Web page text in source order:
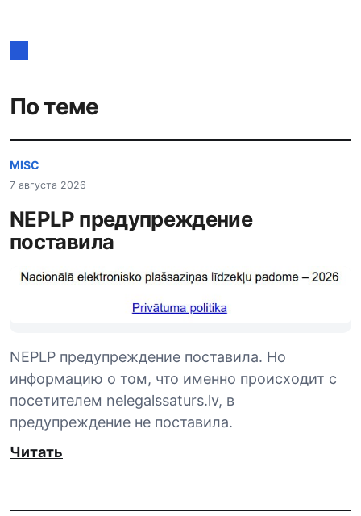
По теме
MISC
7 августа 2026
NEPLP предупреждение
поставила
NEPLP предупреждение поставила. Но
информацию о том, что именно происходит с
посетителем nelegalssaturs.lv, в
предупреждение не поставила.
Читать